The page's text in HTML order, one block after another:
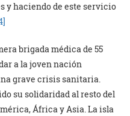
y haciendo de este servicio
brigada médica de 55
a la joven nación
grave crisis sanitaria.
su solidaridad al resto del
África y Asia. La isla